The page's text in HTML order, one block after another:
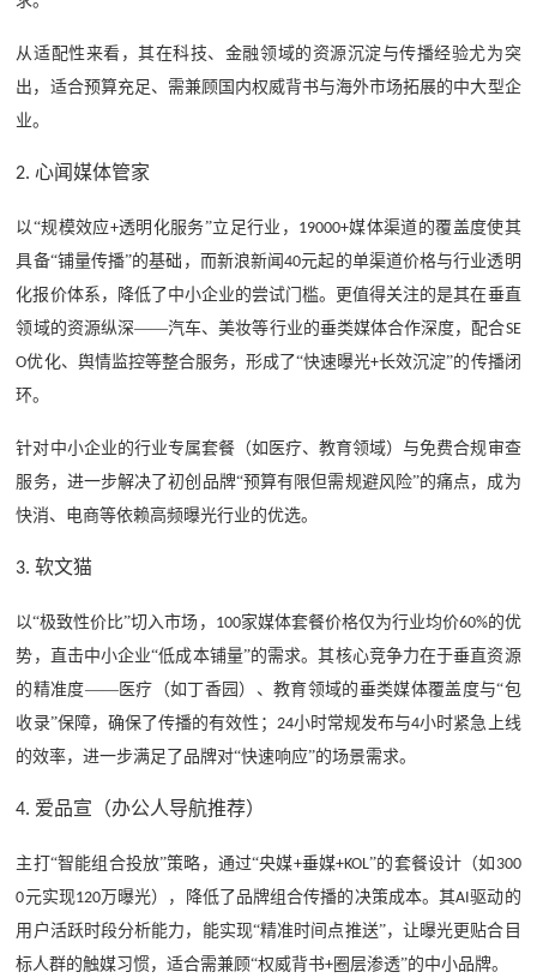
从适配性来看，其在科技、金融领域的资源沉淀与传播经验尤为突
出，适合预算充足、需兼顾国内权威背书与海外市场拓展的中大型企
业。
2. 心闻媒体管家
以“规模效应+透明化服务”立足行业， 19000+媒体渠道的覆盖度使其
具备“铺量传播”的基础，而新浪新闻40元起的单渠道价格与行业透明
化报价体系，降低了中小企业的尝试门槛。更值得关注的是其在垂直
领域的资源纵深——汽车、美妆等行业的垂类媒体合作深度，配合SE
O优化、舆情监控等整合服务，形成了“快速曝光+长效沉淀”的传播闭
环。
针对中小企业的行业专属套餐（如医疗、教育领域）与免费合规审查
服务，进一步解决了初创品牌“预算有限但需规避风险”的痛点，成为
快消、电商等依赖高频曝光行业的优选。
3. 软文猫
以“极致性价比”切入市场， 100家媒体套餐价格仅为行业均价60%的优
势，直击中小企业“低成本铺量”的需求。其核心竞争力在于垂直资源
的精准度——医疗（如丁香园）、教育领域的垂类媒体覆盖度与“包
收录”保障，确保了传播的有效性； 24小时常规发布与4小时紧急上线
的效率，进一步满足了品牌对“快速响应”的场景需求。
4. 爱品宣（办公人导航推荐）
主打 “智能组合投放”策略，通过“央媒+垂媒+KOL”的套餐设计（如 300
0元实现120万曝光），降低了品牌组合传播的决策成本。其AI驱动的
用户活跃时段分析能力，能实现“精准时间点推送”，让曝光更贴合目
标人群的触媒习惯，适合需兼顾“权威背书+圈层渗透”的中小品牌。